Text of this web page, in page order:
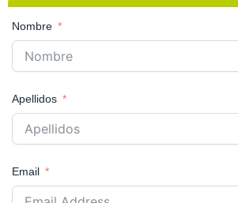
Nombre
Apellidos
Email